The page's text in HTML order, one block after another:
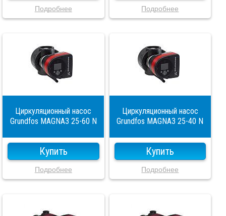
Подробнее Подробнее
Циркуляционный насос
Grundfos MAGNA3 25-60 N
Купить
Подробнее
Циркуляционный насос
Grundfos MAGNA3 25-40 N
Купить
Подробнее